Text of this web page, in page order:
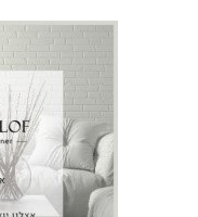
למעשה, בתפקידו
נשימה לזמן רב
לחימה, לתת
הזה הוא בעצם
בגדוד. כשנשאל
השירות הצבאי,